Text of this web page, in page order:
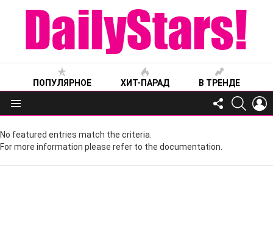
ПОПУЛЯРНОЕ ХИТ-ПАРАД В ТРЕНДЕ
Меню
FOLLOW
US
No featured entries match the criteria.
For more information please refer to the documentation.